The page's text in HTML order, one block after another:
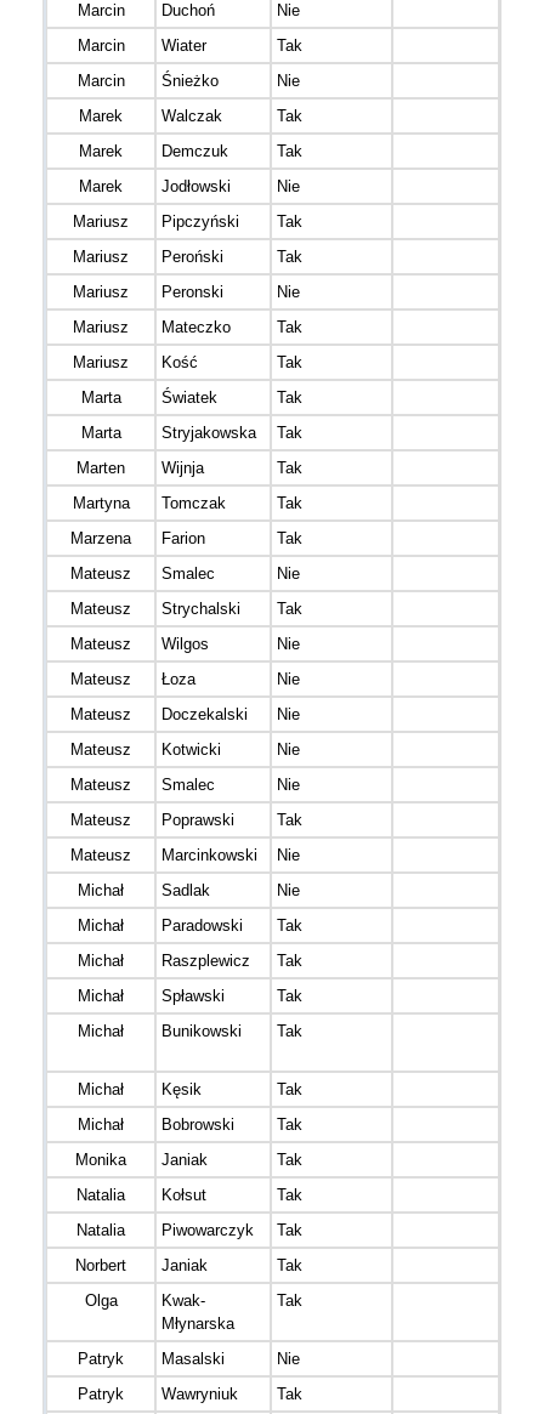
Marcin Duchoń
Nie
Marcin
Wiater
Tak
Marcin
Śnieżko Nie
Marek
Walczak Tak
Marek
Demczuk Tak
Marek
Jodłowski
Nie
Mariusz
Pipczyński
Tak
Mariusz
Peroński
Tak
Mariusz
Peronski Nie
Mariusz
Mateczko Tak
Mariusz
Kość Tak
Marta
Światek
Tak
Marta
Stryjakowska Tak
Marten
Wijnja
Tak
Martyna
Tomczak
Tak
Marzena
Farion Tak
Mateusz
Smalec Nie
Mateusz
Strychalski
Tak
Mateusz
Wilgos
Nie
Mateusz
Łoza Nie
Mateusz
Doczekalski
Nie
Mateusz
Kotwicki
Nie
Mateusz
Smalec Nie
Mateusz
Poprawski
Tak
Mateusz
Marcinkowski
Nie
Michał
Sadlak Nie
Michał
Paradowski
Tak
Michał
Raszplewicz Tak
Michał
Spławski Tak
Michał
Bunikowski Tak
Michał
Kęsik Tak
Michał
Bobrowski Tak
Monika
Janiak
Tak
Natalia
Kołsut Tak
Natalia
Piwowarczyk
Tak
Norbert
Janiak Tak
Olga
Kwak-
Młynarska
Tak
Patryk Masalski
Nie
Patryk
Wawryniuk
Tak